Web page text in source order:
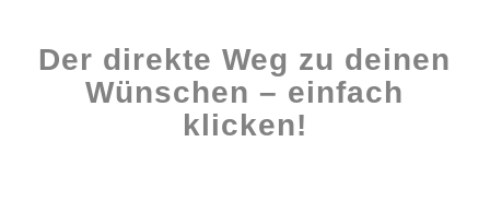
Der direkte Weg zu deinen
Wünschen – einfach
klicken!